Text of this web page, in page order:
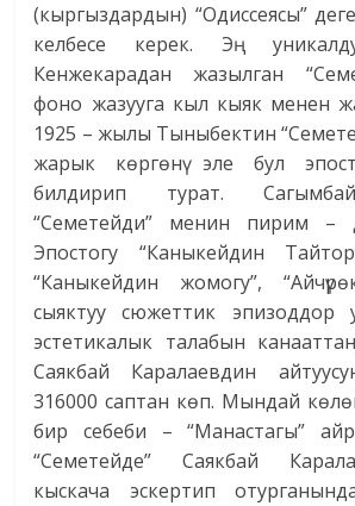
(кыргыздардын) “Одиссеясы”
келбесе керек. Эң
Кенжекарадан жазылган
фоно жазууга кыл кыяк менен
1925 – жылы Тыныбектин
жарык көргөнү эле бул эпостун
билдирип турат.
“Семетейди” менин пирим –
Эпостогу “Каныкейдин
“Каныкейдин жомогу”,
сыяктуу сюжеттик эпизоддор
эстетикалык талабын
Саякбай Каралаевдин
316000 саптан көп. Мындай
бир себеби – “Манастагы”
“Семетейде” Саякбай
кыскача эскертип